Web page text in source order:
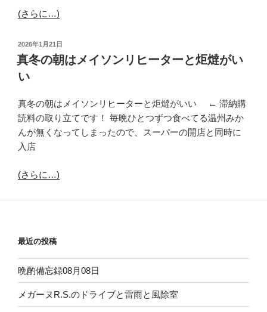
(さらに…)
投
稿
日:
2026年1月21日
真冬の朝はメイソンリヒーターと炬燵がい
い
真冬の朝はメイソンリヒーターと炬燵がいい ← 滞納購
読料の取り立てです！ 毎晩ひとつずつ食べてる温州みか
んが無くなってしまったので、スーパーの開店と同時に
入店
(さらに…)
最近の投稿
晩酌備忘録08月08日
メガーヌR.S.のドライブと雷雨と風除室